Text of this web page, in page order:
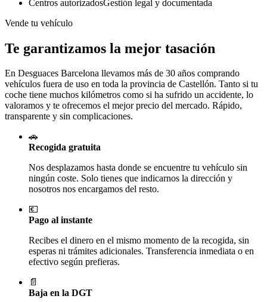
Centros autorizadosGestión legal y documentada
Vende tu vehículo
Te garantizamos la mejor tasación
En Desguaces Barcelona llevamos más de 30 años comprando
vehículos fuera de uso en toda la provincia de Castellón. Tanto si tu
coche tiene muchos kilómetros como si ha sufrido un accidente, lo
valoramos y te ofrecemos el mejor precio del mercado. Rápido,
transparente y sin complicaciones.
🚗
Recogida gratuita
Nos desplazamos hasta donde se encuentre tu vehículo sin
ningún coste. Solo tienes que indicarnos la dirección y
nosotros nos encargamos del resto.
💶
Pago al instante
Recibes el dinero en el mismo momento de la recogida, sin
esperas ni trámites adicionales. Transferencia inmediata o en
efectivo según prefieras.
📄
Baja en la DGT